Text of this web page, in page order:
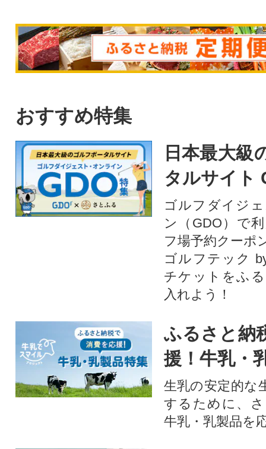
おすすめ特集
日本最大級
タルサイト
ゴルフダイジ
ン（GDO）で
フ場予約クーポ
ゴルフテック
チケットをふ
入れよう！
ふるさと納
援！牛乳・
生乳の安定的な
するために、
牛乳・乳製品を